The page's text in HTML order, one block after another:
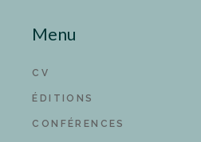
Menu
CV
ÉDITIONS
CONFÉRENCES